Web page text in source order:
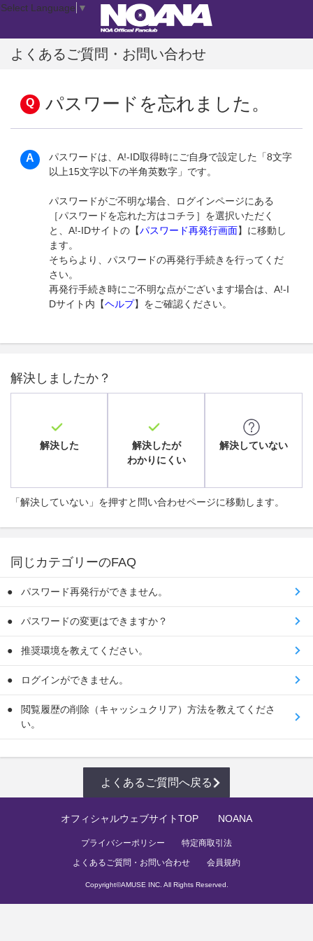
よくあるご質問・お問い合わせ
パスワードを忘れました。
パスワードは、A!-ID取得時にご自身で設定した「8文字
以上15文字以下の半角英数字」です。
パスワードがご不明な場合、ログインページにある
［パスワードを忘れた方はコチラ］を選択いただく
と、A!-IDサイトの【パスワード再発行画面】に移動し
ます。
そちらより、パスワードの再発行手続きを行ってくだ
さい。
再発行手続き時にご不明な点がございます場合は、A!-I
Dサイト内【ヘルプ】をご確認ください。
解決しましたか？
解決した
解決したが
わかりにくい
解決していない
「解決していない」を押すと問い合わせページに移動します。
同じカテゴリーのFAQ
パスワード再発行ができません。
パスワードの変更はできますか？
推奨環境を教えてください。
ログインができません。
閲覧履歴の削除（キャッシュクリア）方法を教えてくださ
い。
よくあるご質問へ戻る
オフィシャルウェブサイトTOP NOANA
プライバシーポリシー
特定商取引法
よくあるご質問・お問い合わせ
会員規約
Copyright©AMUSE INC. All Rights Reserved.
Select Language ▼